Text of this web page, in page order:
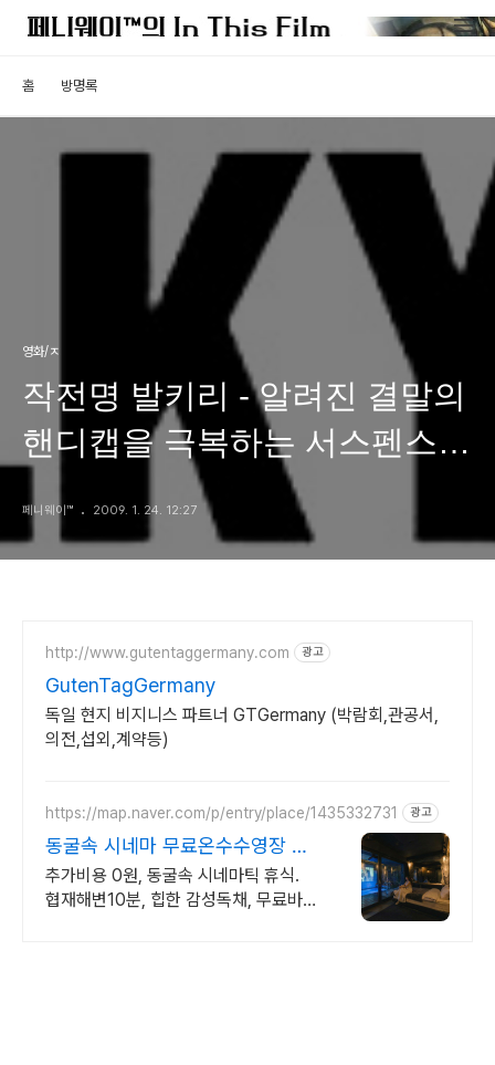
홈 방명록
영화/ㅈ
작전명 발키리 - 알려진 결말의
핸디캡을 극복하는 서스펜스의
페니웨이™ 2009. 1. 24. 12:27
http://www.gutentaggermany.com 광고
GutenTagGermany
독일 현지 비지니스 파트너 GTGermany (박람회,관공서,
의전,섭외,계약등)
https://map.naver.com/p/entry/place/1435332731 광고
동굴속 시네마 무료온수수영장 독
특하고 아늑한 제주 아지트
추가비용 0원, 동굴속 시네마틱 휴식.
협재해변10분, 힙한 감성독채, 무료바